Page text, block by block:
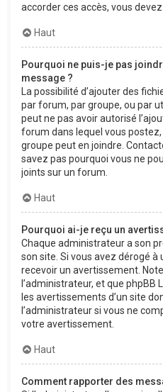
accorder ces accès, vous
Haut
Pourquoi ne puis-je pas
message ?
La possibilité d’ajouter des
par forum, par groupe, ou par
peut ne pas avoir autorisé
forum dans lequel vous
groupe peut en joindre.
savez pas pourquoi vous ne
joints sur un forum.
Haut
Pourquoi ai-je reçu un
Chaque administrateur a son
son site. Si vous avez dérogé à
recevoir un avertissement.
l’administrateur, et que phpBB
les avertissements d’un site
l’administrateur si vous ne
votre avertissement.
Haut
Comment rapporter des